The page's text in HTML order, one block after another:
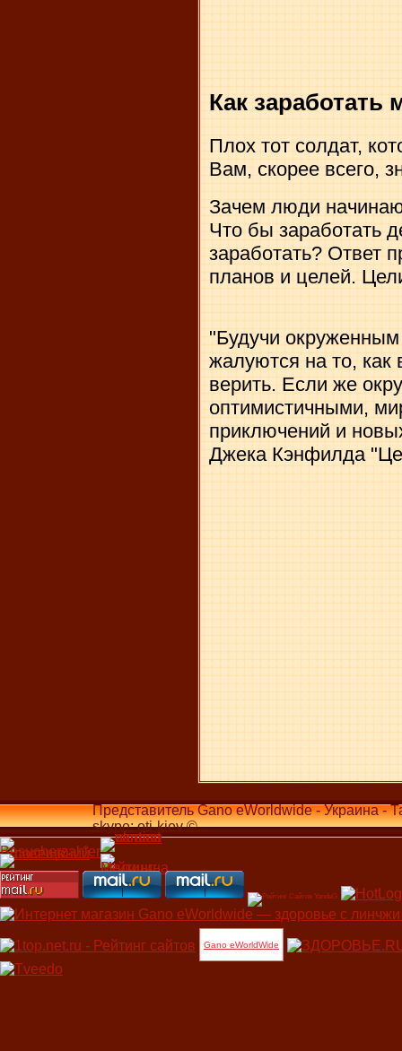
Как
Плох тот солдат,
Вам, скорее всего,
Зачем люди
Что бы заработать
заработать? Ответ
планов и целей.
"Будучи
жалуются на то, как
верить. Если же
оптимистичными,
приключений и
Джека Кэнфилда
Представитель Gano eWorldwide - Украина -
skype: oti-kiev ©...
Gano eWorldWide